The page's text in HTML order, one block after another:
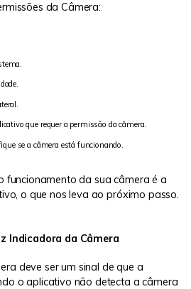
da Câmera:
que requer a permissão da câmera.
se a câmera está funcionando.
funcionamento da sua câmera é a
o que nos leva ao próximo passo.
Indicadora da Câmera
deve ser um sinal de que a
o aplicativo não detecta a câmera